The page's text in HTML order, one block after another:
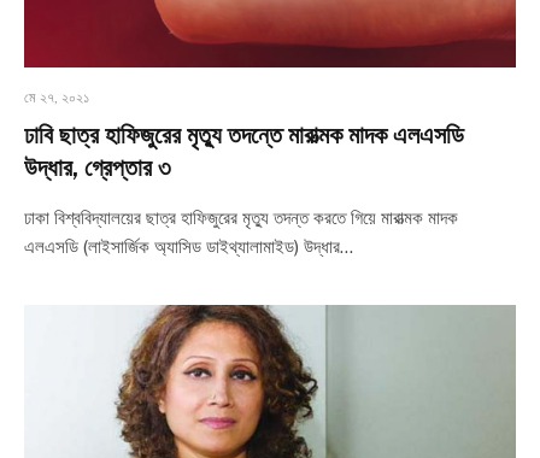
মে ২৭, ২০২১
ঢাবি ছাত্র হাফিজুরের মৃত্যু তদন্তে মারাত্মক মাদক এলএসডি
উদ্ধার, গ্রেপ্তার ৩
ঢাকা বিশ্ববিদ্যালয়ের ছাত্র হাফিজুরের মৃত্যু তদন্ত করতে গিয়ে মারাত্মক মাদক
এলএসডি (লাইসার্জিক অ্যাসিড ডাইথ্যালামাইড) উদ্ধার…